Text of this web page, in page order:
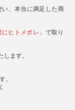
、本当に満足した商
にヒトメボレ 」で取り
ます。
。